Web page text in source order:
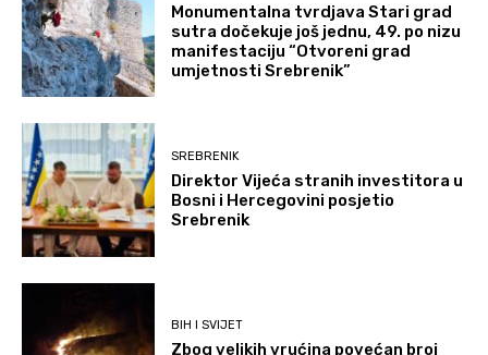
Monumentalna tvrdjava Stari grad
sutra dočekuje još jednu, 49. po nizu
manifestaciju “Otvoreni grad
umjetnosti Srebrenik”
SREBRENIK
Direktor Vijeća stranih investitora u
Bosni i Hercegovini posjetio
Srebrenik
BIH I SVIJET
Zbog velikih vrućina povećan broj